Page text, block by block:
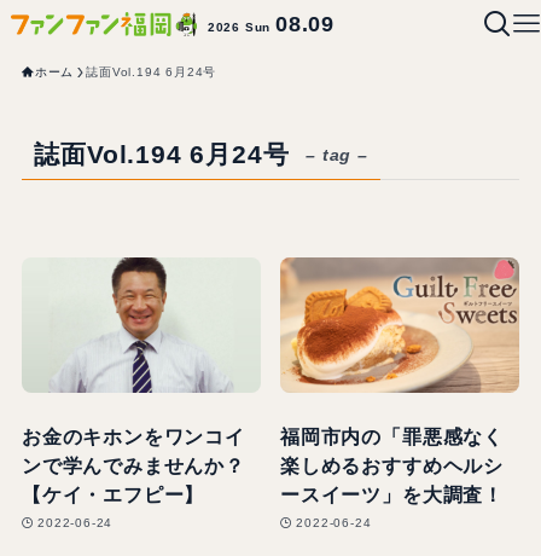
2026 Sun08.09
ホーム 誌面Vol.194 6月24号
誌面Vol.194 6月24号 – tag –
お金のキホンをワンコイ
ンで学んでみませんか？
【ケイ・エフピー】
2022-06-24
福岡市内の「罪悪感なく
楽しめるおすすめヘルシ
ースイーツ」を大調査！
2022-06-24